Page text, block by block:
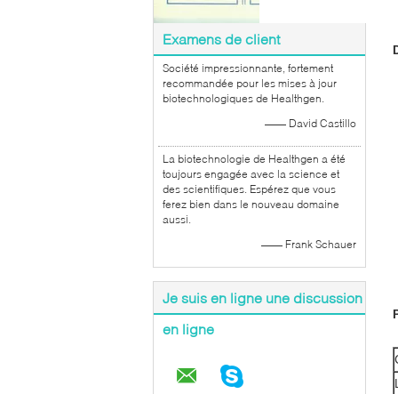
Examens de client
Société impressionnante, fortement
recommandée pour les mises à jour
biotechnologiques de Healthgen.
—— David Castillo
La biotechnologie de Healthgen a été
toujours engagée avec la science et
des scientifiques. Espérez que vous
ferez bien dans le nouveau domaine
aussi.
—— Frank Schauer
Je suis en ligne une discussion
en ligne